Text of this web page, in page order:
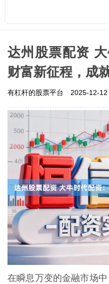
达州股票配资
财富新征程，成
有杠杆的股票平台 2025-12-
在瞬息万变的金融市场